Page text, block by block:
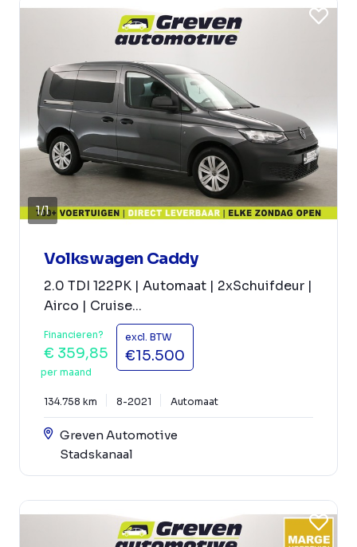
1/1
Volkswagen Caddy
2.0 TDI 122PK | Automaat | 2xSchuifdeur |
Airco | Cruise...
Financieren?
€ 359,85
per maand
excl. BTW
€15.500
134.758 km 8-2021 Automaat
Greven Automotive
Stadskanaal